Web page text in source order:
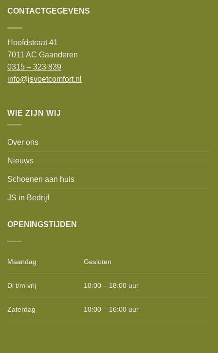
CONTACTGEGEVENS
Hoofdstraat 41
7011 AC Gaanderen
0315 – 323 839
info@jsvoetcomfort.nl
WIE ZIJN WIJ
Over ons
Nieuws
Schoenen aan huis
JS in Bedrijf
OPENINGSTIJDEN
Maandag Gesloten
Di t/m vrij 10:00 – 18:00 uur
Zaterdag 10:00 – 16:00 uur